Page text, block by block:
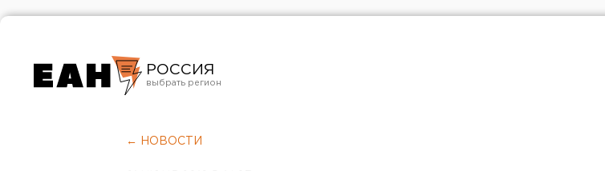
РОССИЯ
Челябинск
← НОВОСТИ